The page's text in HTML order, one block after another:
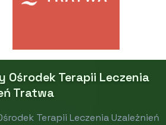
Ośrodek Terapii Leczenia
Tratwa
Terapii Leczenia Uzależnień